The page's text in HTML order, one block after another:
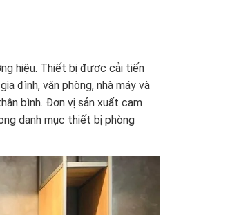
hiệu. Thiết bị được cải tiến
đình, văn phòng, nhà máy và
bình. Đơn vị sản xuất cam
danh mục thiết bị phòng